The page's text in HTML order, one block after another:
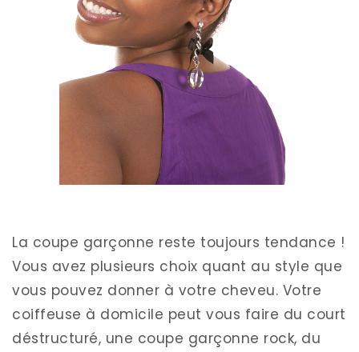
La coupe garçonne reste toujours tendance !
Vous avez plusieurs choix quant au style que
vous pouvez donner à votre cheveu. Votre
coiffeuse à domicile peut vous faire du court
déstructuré, une coupe garçonne rock, du